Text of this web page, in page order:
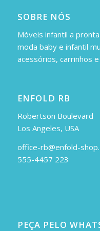
SOBRE NÓS
Móveis infantil a
moda baby e infantil
acessórios, carrinhos
ENFOLD RB
Robertson Boulevard
Los Angeles, USA
office-rb@enfold-
555-4457 223
PEÇA PELO